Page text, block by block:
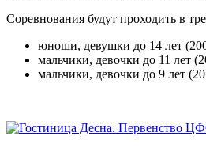
Соревнования будут проходить в
юноши, девушки до 14 лет
мальчики, девочки до 11 лет
мальчики, девочки до 9 лет